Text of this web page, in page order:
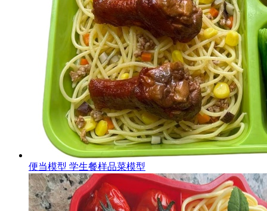
便当模型 学生餐样品菜模型